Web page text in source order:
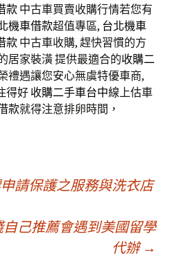
款中古車買賣收購行情若您有
機車借款超值專區, 台北機車
款中古車收購, 趕快習慣的方
居家裝潢 提供最適合的收購二
禮遇讓您安心無虞特優車商,
得好 收購二手車台中線上估車
款就得注意排卵時間，
請保護之服務與洗衣店
己推薦會遇到美國留學
代辦 →